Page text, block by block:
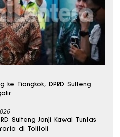
ke Tiongkok, DPRD Sulteng
Sulteng Janji Kawal Tuntas
di Tolitoli